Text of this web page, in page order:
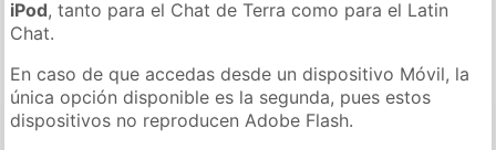
iPod, tanto para el Chat de Terra como para el Latin
Chat.
En caso de que accedas desde un dispositivo Móvil, la
única opción disponible es la segunda, pues estos
dispositivos no reproducen Adobe Flash.